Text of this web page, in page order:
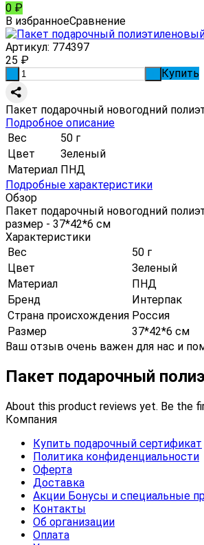
0 ₽
В избранноеСравнение
Артикул: 774397
25 ₽
Купить
Пакет подарочный новогодний
Подробное описание
Вес
50 г
Цвет
Зеленый
Материал ПНД
Подробные характеристики
Обзор
Пакет подарочный новогодний
размер - 37*42*6 см
Характеристики
Вес
50 г
Цвет
Зеленый
Материал
ПНД
Бренд
Интерпак
Страна происхождения Россия
Размер
37*42*6 см
Ваш отзыв очень важен для нас и
Пакет подарочный
About this product reviews yet. Be the
Компания
Купить подарочный сертификат
Политика конфиденциальности
Оферта
Доставка
Акции Бонусы и специальные
Контакты
Об организации
Оплата